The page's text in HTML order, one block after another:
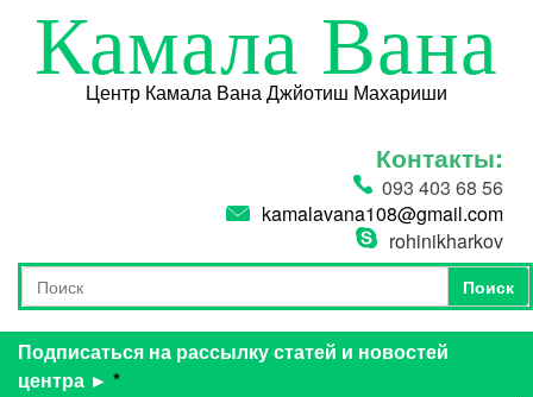
Камала Вана
Центр Камала Вана Джйотиш Махариши
Контакты:
093 403 68 56
kamalavana108@gmail.com
rohinikharkov
Форма поиска
Поиск
Поиск
Подписаться на рассылку статей и новостей
центра ► *